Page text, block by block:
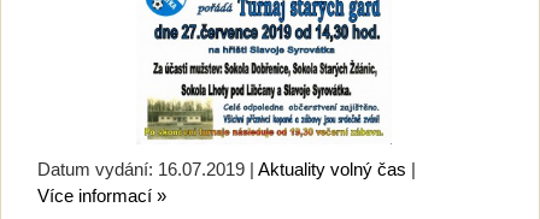
Datum vydání: 16.07.2019 | Aktuality volný čas |
Více informací »